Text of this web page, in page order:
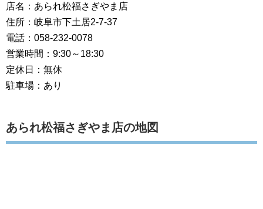
店名：あられ松福さぎやま店
住所：岐阜市下土居2-7-37
電話：058-232-0078
営業時間：9:30～18:30
定休日：無休
駐車場：あり
あられ松福さぎやま店の地図